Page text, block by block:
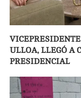
ULLOA, LLEGÓ A
PRESIDENCIAL